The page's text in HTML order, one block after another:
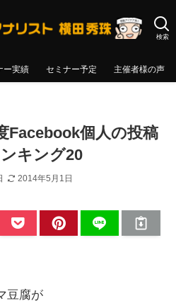
検索
ー実績 セミナー予定 主催者様の声
Facebook個人の投稿
キング20
2014年5月1日
豆腐が